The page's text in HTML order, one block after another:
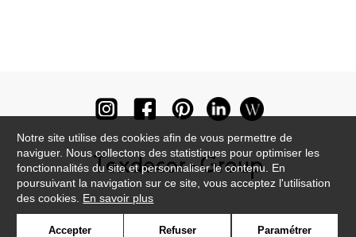
Notre site utilise des cookies afin de vous permettre de
naviguer. Nous collectons des statistiques pour optimiser les
fonctionnalités du site et personnaliser le contenu. En
poursuivant la navigation sur ce site, vous acceptez l'utilisation
des cookies. En savoir plus
Accepter Refuser Paramétrer